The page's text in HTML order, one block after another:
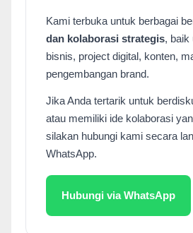
Kami terbuka untuk berbagai
dan kolaborasi strategis, baik
bisnis, project digital, konten,
pengembangan brand.
Jika Anda tertarik untuk
atau memiliki ide kolaborasi
silakan hubungi kami secara
WhatsApp.
Hubungi via WhatsApp